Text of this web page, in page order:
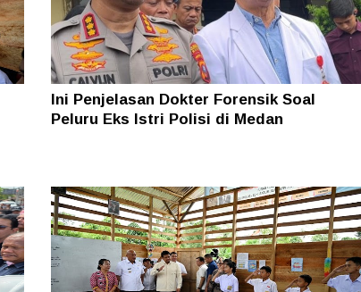
Ini Penjelasan Dokter Forensik Soal
Peluru Eks Istri Polisi di Medan